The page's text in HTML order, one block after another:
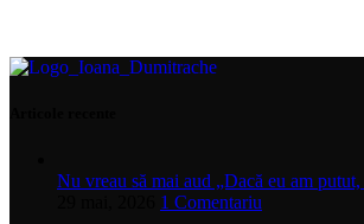
Nu vreau să mai aud „Dacă eu am
1 Comentariu